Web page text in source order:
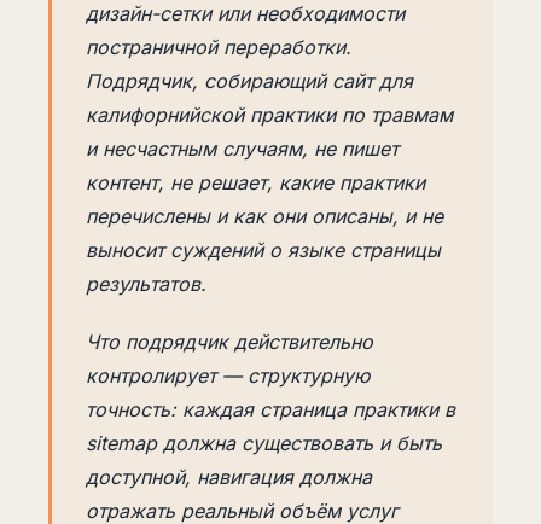
дизайн-сетки или необходимости
постраничной переработки.
Подрядчик, собирающий сайт для
калифорнийской практики по травмам
и несчастным случаям, не пишет
контент, не решает, какие практики
перечислены и как они описаны, и не
выносит суждений о языке страницы
результатов.
Что подрядчик действительно
контролирует — структурную
точность: каждая страница практики в
sitemap должна существовать и быть
доступной, навигация должна
отражать реальный объём услуг